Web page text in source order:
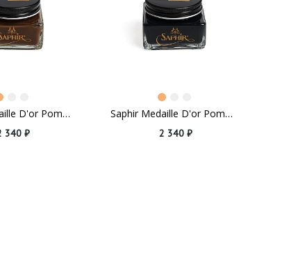
Saphir Medaille D'or Pommadier Medium Brown
340 ₽
Saphir Medaille D'or Pommadier Navy Blue
2 340 ₽